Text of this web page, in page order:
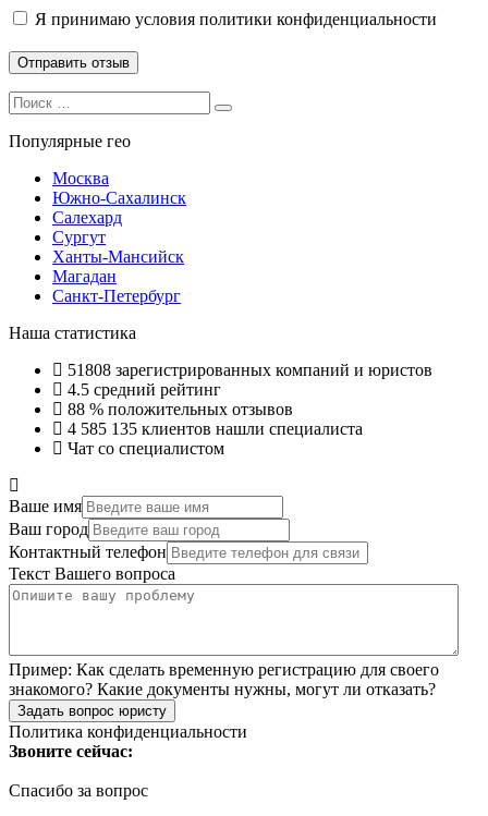
Я принимаю условия политики конфиденциальности
Search
for:
Search
Популярные гео
Москва
Южно-Сахалинск
Салехард
Сургут
Ханты-Мансийск
Магадан
Санкт-Петербург
Наша статистика
51808 зарегистрированных компаний и юристов
4.5 средний рейтинг
88 % положительных отзывов
4 585 135 клиентов нашли специалиста
Чат со специалистом
Ваше имя
Ваш город
Контактный телефон
Текст Вашего вопроса
Пример: Как сделать временную регистрацию для своего
знакомого? Какие документы нужны, могут ли отказать?
Задать вопрос юристу
Политика конфиденциальности
Звоните сейчас:
Спасибо за вопрос